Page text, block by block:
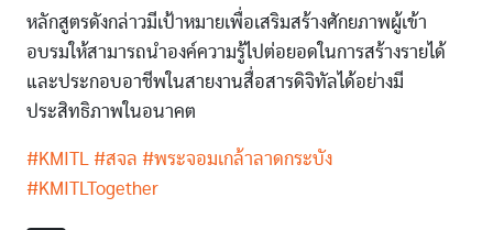
หลักสูตรดังกล่าวมีเป้าหมายเพื่อเสริมสร้างศักยภาพผู้เข้า
อบรมให้สามารถนำองค์ความรู้ไปต่อยอดในการสร้างรายได้
และประกอบอาชีพในสายงานสื่อสารดิจิทัลได้อย่างมี
ประสิทธิภาพในอนาคต
#KMITL #สจล #พระจอมเกล้าลาดกระบัง
#KMITLTogether